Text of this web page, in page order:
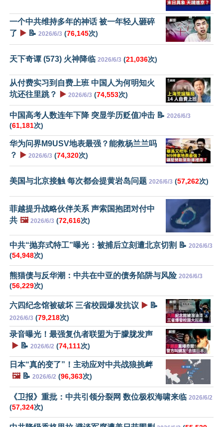
一个中共维持多年的神话 被一年轻人砸碎
了 ▶️ 📝 2026/6/3 (76,145次)
天下奇谭 (573) 火神降临 2026/6/3 (21,036次)
从付费实习到自费上班 中国人为何明知火
坑还往里跳？
▶️ 2026/6/3 (74,553次)
中国高考人数连年下降 突显学历贬值冲击 📝 2026/6/3
(61,181次)
华为问界M9USV地表最强？能救杨兰兰吗
？
▶️ 2026/6/3 (74,320次)
美国与北京接触 每次都会提黄岩岛问题 2026/6/3 (57,262次)
菲越提升战略伙伴关系 声索国抱团对付中
共 🖼️ 2026/6/3 (72,616次)
中共“抛弃式特工”曝光：被捕后立刻遭北京切割 📝 2026/6/3
(54,948次)
熊猫债与反华潮：中共在中亚的债务陷阱与风险 2026/6/3
(56,229次)
六四纪念馆被破坏 三省校园爆发抗议 ▶️ 📝
2026/6/3 (79,218次)
录音曝光！最强复仇者联盟为于朦胧发声
▶️ 📝 2026/6/2 (74,111次)
日本“真的变了”！主动应对中共战狼挑衅
🖼️📝 2026/6/2 (96,363次)
《卫报》重批：中共引领分裂网 数位极权海啸来临 2026/6/2
(57,324次)